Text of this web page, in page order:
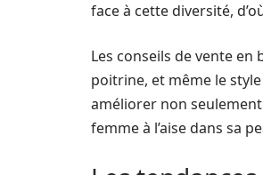
face à cette diversité,
Les conseils de vente
poitrine, et même le
améliorer non
femme à l’aise dans sa